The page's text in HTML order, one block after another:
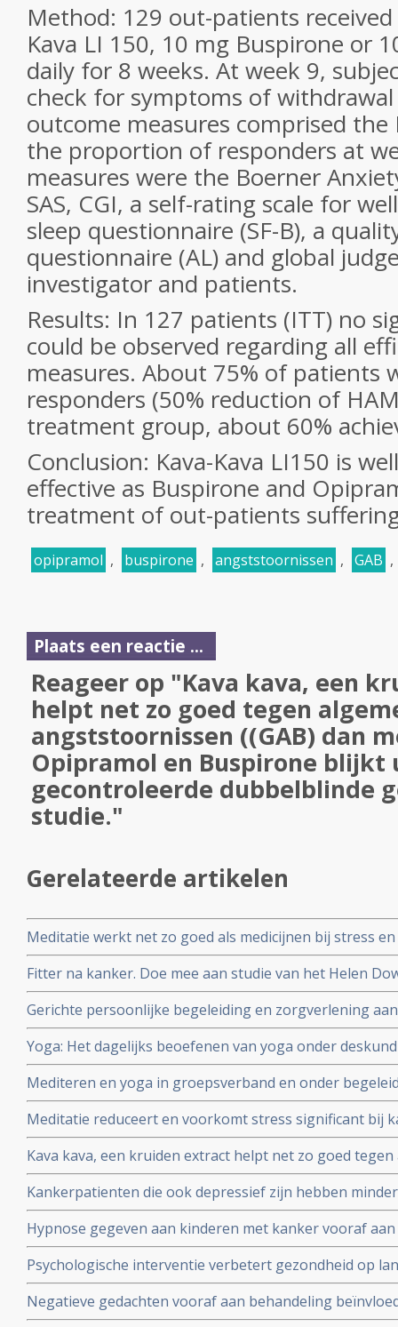
Method: 129 out-patients
Kava LI 150, 10 mg Buspirone or
daily for 8 weeks. At week 9,
check for symptoms of
outcome measures comprised the
the proportion of responders at
measures were the Boerner
SAS, CGI, a self-rating scale for
sleep questionnaire (SF-B), a
questionnaire (AL) and global
investigator and patients.
Results: In 127 patients (ITT) no
could be observed regarding all
measures. About 75% of patients
responders (50% reduction of
treatment group, about 60%
Conclusion: Kava-Kava LI150 is
effective as Buspirone and
treatment of out-patients
opipramol , buspirone , angststoornissen , GAB ,
Plaats een reactie ...
Reageer op "Kava kava, een
helpt net zo goed tegen
angststoornissen ((GAB) dan
Opipramol en Buspirone blijkt
gecontroleerde dubbelblinde
studie."
Gerelateerde artikelen
Meditatie werkt net zo goed als medicijnen bij stress
analyse van 47 studies
Fitter na kanker. Doe mee aan studie van het Helen
effecten van vermoeidheid na te zijn behandeld voor
Gerichte persoonlijke begeleiding en zorgverlening
vermindert sterfte met 60% op 5-jaars basis in
depressieve ouderen. Vooral geldt dit voor ouderen
Yoga: Het dagelijks beoefenen van yoga onder
significant psychische klachten en herstelt abnormale
immuunfunctie bij patiënten met uitgezaaide
Mediteren en yoga in groepsverband en onder
kwaliteit van leven en psychologische klachten bij
overleven..Vooral (ex) borstkankerpatienten hebben
Meditatie reduceert en voorkomt stress significant bij
positieve invloed op kwaliteit van leven en verwerking
Kava kava, een kruiden extract helpt net zo goed
((GAB) dan medicijnen als Opipramol en Buspirone
dubbelblinde gerandomiseerde studie.
Kankerpatienten die ook depressief zijn hebben
en depressie is van invloed op levensduur blijkt uit
juli 2010
Hypnose gegeven aan kinderen met kanker vooraf
geeft significante vermindering van stress. Ook bij de
gerandomiseerde studie.
Psychologische interventie verbetert gezondheid op
borstkanker blijkt uit gerandomiseerde studie. Artikel
Negatieve gedachten vooraf aan behandeling
van leven na de behandeling van patienten met